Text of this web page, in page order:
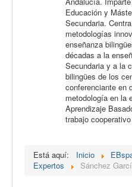
Educación y
Secundaria.
metodologías
enseñanza
décadas a la
Secundaria y a la
bilingües de los
conferenciante en
metodología en la
Aprendizaje
trabajo
Está aquí: Inicio
Expertos
Sánchez